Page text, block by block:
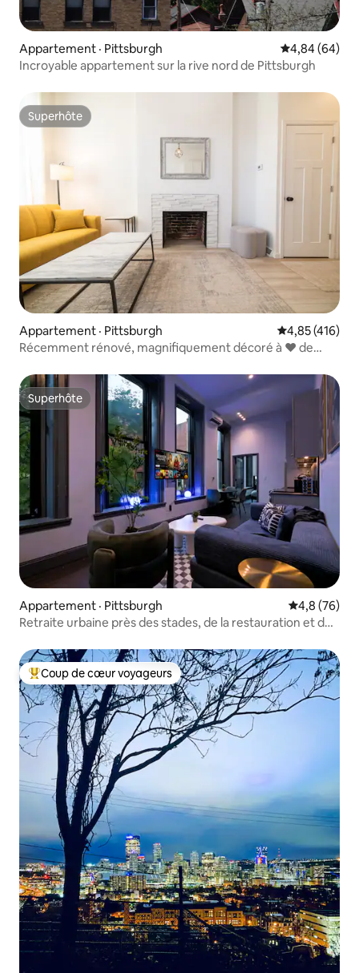
Appartement · Pittsburgh Note
4,84 (64)
Incroyable appartement sur la rive nord de Pittsburgh
Superhôte
Superhôte
Appartement · Pittsburgh Note
4,85 (416)
Récemment rénové, magnifiquement décoré à ❤️ de
Superhôte
Superhôte
Appartement · Pittsburgh Note
4,8 (76)
Retraite urbaine près des stades, de la restauration et de
Coup de cœur voyageurs parmi les plus aimés
Coup de cœur voyageurs